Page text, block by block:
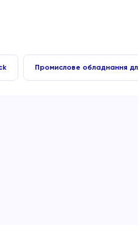
Промислове обладнання